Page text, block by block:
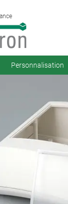
Personnalisation